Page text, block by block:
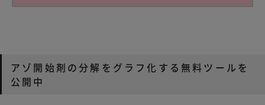
アゾ開始剤の分解をグラフ化する無料ツールを
公開中